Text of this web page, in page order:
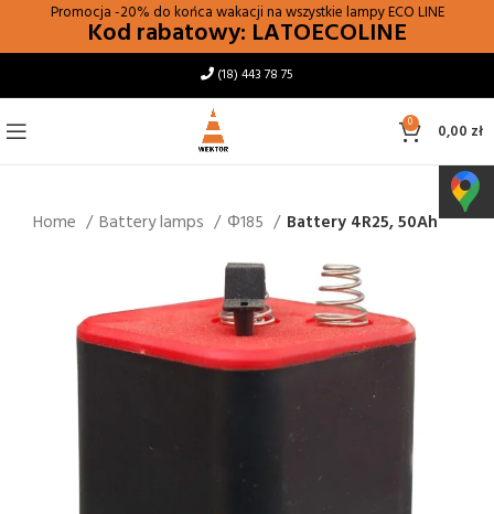
Promocja -20% do końca wakacji na wszystkie lampyECO LINE
Kod rabatowy: LATOECOLINE
(18) 443 78 75
0 0,00 zł
Home Battery lamps Φ185 Battery 4R25, 50Ah